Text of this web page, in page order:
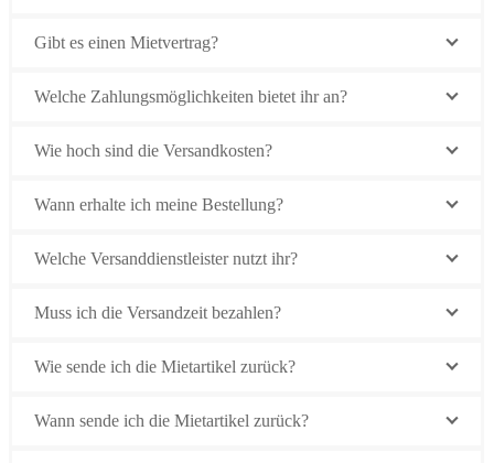
Gibt es einen Mietvertrag?
Welche Zahlungsmöglichkeiten bietet ihr an?
Wie hoch sind die Versandkosten?
Wann erhalte ich meine Bestellung?
Welche Versanddienstleister nutzt ihr?
Muss ich die Versandzeit bezahlen?
Wie sende ich die Mietartikel zurück?
Wann sende ich die Mietartikel zurück?